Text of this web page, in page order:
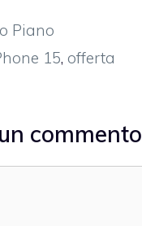
Piano
15, offerta
commento